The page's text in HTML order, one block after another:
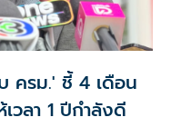
ครม.' ชี้ 4 เดือน
วลา 1 ปีกำลังดี